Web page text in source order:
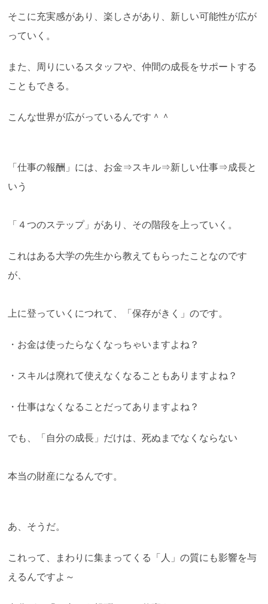
そこに充実感があり、楽しさがあり、新しい可能性が広が
っていく。
また、周りにいるスタッフや、仲間の成長をサポートする
こともできる。
こんな世界が広がっているんです＾＾
「仕事の報酬」には、お金⇒スキル⇒新しい仕事⇒成長と
いう
「４つのステップ」があり、その階段を上っていく。
これはある大学の先生から教えてもらったことなのです
が、
上に登っていくにつれて、「保存がきく」のです。
・お金は使ったらなくなっちゃいますよね？
・スキルは廃れて使えなくなることもありますよね？
・仕事はなくなることだってありますよね？
でも、「自分の成長」だけは、死ぬまでなくならない
本当の財産になるんです。
あ、そうだ。
これって、まわりに集まってくる「人」の質にも影響を与
えるんですよ～